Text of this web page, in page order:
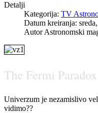
Detalji
Kategorija: TV
Datum kreiranja:
AutorAstronomski
The Fermi
Univerzum je nezamislivo
vidimo??